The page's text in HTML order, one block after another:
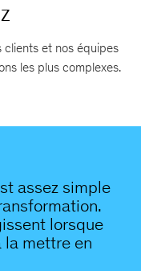
clients et nos équipes
les plus complexes.
assez simple
lorsque
la mettre en